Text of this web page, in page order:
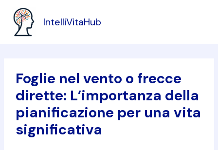
contenuto
IntelliVitaHub
Foglie nel vento o frecce
dirette: L’importanza della
pianificazione per una vita
significativa